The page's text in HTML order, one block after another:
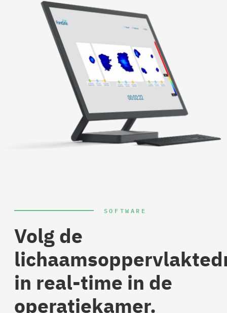
SOFTWARE
Volg de
in real-time in de
operatiekamer.